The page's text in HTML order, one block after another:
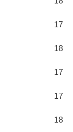
17
18
17
17
18